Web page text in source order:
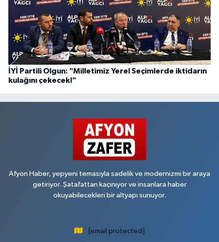
İYİ Partili Olgun: "Milletimiz Yerel Seçimlerde iktidarın
kulağını çekecek!"
Afyon Haber, yepyeni temasıyla sadelik ve modernizmi bir araya
getiriyor. Şatafattan kaçınıyor ve insanlara haber
okuyabilecekleri bir altyapı sunuyor.
[email protected]